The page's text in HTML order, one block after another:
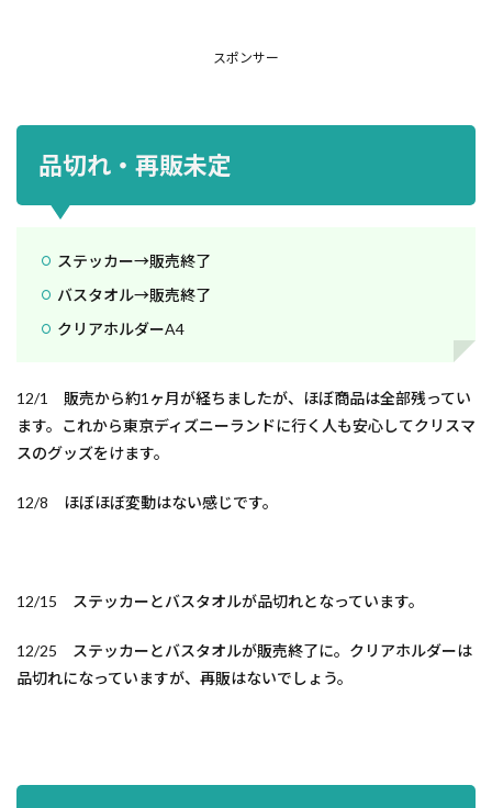
スポンサー
品切れ・再販未定
ステッカー→販売終了
バスタオル→販売終了
クリアホルダーA4
12/1 販売から約1ヶ月が経ちましたが、ほぼ商品は全部残ってい
ます。これから東京ディズニーランドに行く人も安心してクリスマ
スのグッズをけます。
12/8 ほぼほぼ変動はない感じです。
12/15 ステッカーとバスタオルが品切れとなっています。
12/25 ステッカーとバスタオルが販売終了に。クリアホルダーは
品切れになっていますが、再販はないでしょう。